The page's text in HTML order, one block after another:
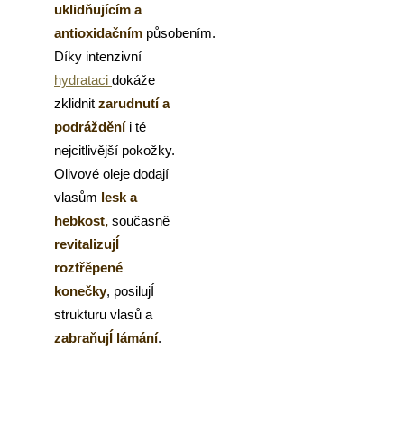
uklidňujícím a
antioxidačním působením.
Díky intenzivní
hydrataci dokáže
zklidnit zarudnutí a
podrážděníi té
nejcitlivější pokožky.
Olivové oleje dodají
vlasům lesk a
hebkost, současně
revitalizujÍ
roztřěpené
konečky, posilujÍ
strukturu vlasů a
zabraňujÍ lámání.